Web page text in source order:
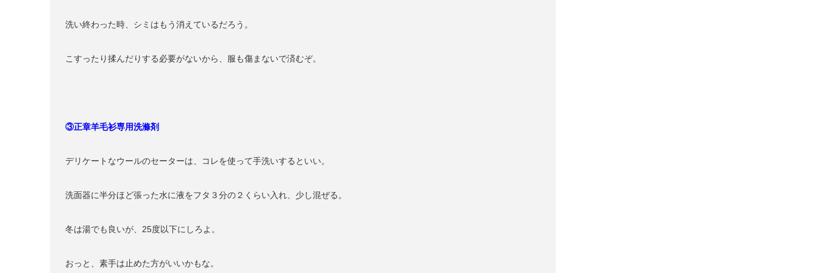
洗い終わった時、シミはもう消えているだろう。
こすったり揉んだりする必要がないから、服も傷まないで済むぞ。
③正章羊毛衫専用洗滌剤
デリケートなウールのセーターは、コレを使って手洗いするといい。
洗面器に半分ほど張った水に液をフタ３分の２くらい入れ、少し混ぜる。
冬は湯でも良いが、25度以下にしろよ。
おっと、素手は止めた方がいいかもな。